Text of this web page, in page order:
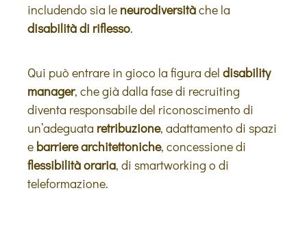
includendo sia le neurodiversitàche la
disabilità di riflesso.
Qui può entrare in gioco la figura del disability
manager, che già dalla fase di recruiting
diventa responsabile del riconoscimento di
un’adeguata retribuzione, adattamento di spazi
e barriere architettoniche, concessione di
flessibilità oraria, di smartworking o di
teleformazione.